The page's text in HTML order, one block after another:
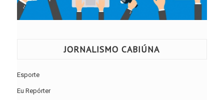
JORNALISMO CABIÚNA
Esporte
Eu Repórter